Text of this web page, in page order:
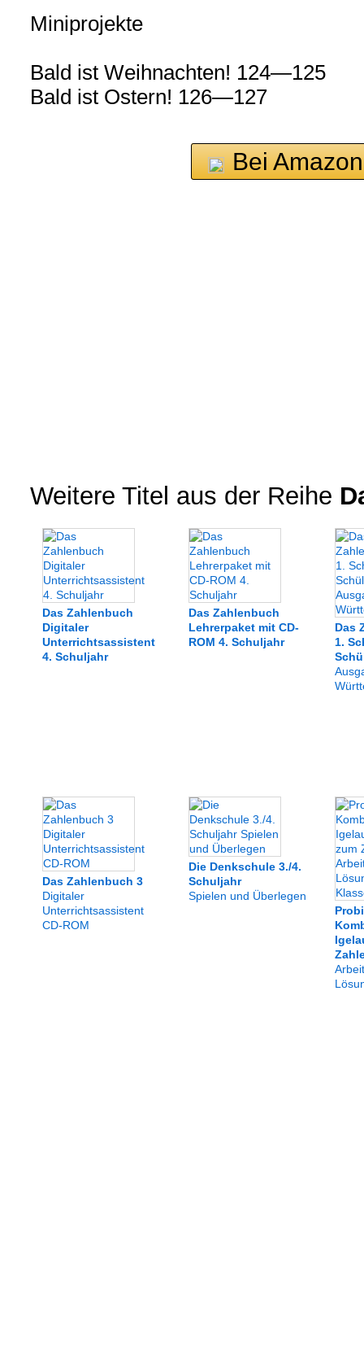
Miniprojekte
Bald ist Weihnachten! 124—125
Bald ist Ostern! 126—127
Bei
Weitere Titel aus der Reihe
Das Zahlenbuch
Digitaler
Unterrichtsassistent
4. Schuljahr
Das Zahlenbuch
Lehrerpaket mit CD-
ROM 4. Schuljahr
Das
1.
Das Zahlenbuch 3
Digitaler
Unterrichtsassistent
CD-ROM
Die Denkschule 3./4.
Schuljahr
Spielen und Überlegen